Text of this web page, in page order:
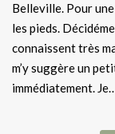
Belleville. Pour une
les pieds.
connaissent très
m’y suggère un
immédiatement.